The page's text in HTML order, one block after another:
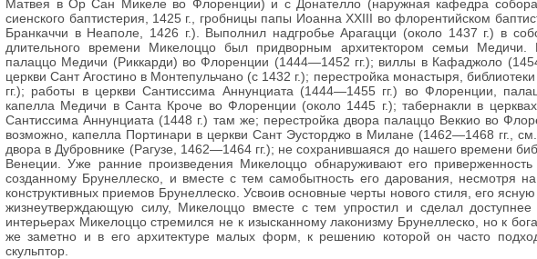
Матвея в Ор Сан Микеле во Флоренции) и с Донателло (наружная кафедра
сиенского баптистерия, 1425 г., гробницы папы Иоанна XXIII во флорентийском
Бранкаччи в Неаполе, 1426 г.). Выполнил надгробье Арагацци (около 1437 г.) в
длительного времени Микелоццо был придворным архитектором семьи Медичи.
палаццо Медичи (Риккарди) во Флоренции (1444—1452 гг.); виллы в Кафаджоло
церкви Сант Агостино в Монтепульчано (с 1432 г.); перестройка монастыря,
гг.); работы в церкви Сантиссима Аннунциата (1444—1455 гг.) во Флоренции,
капелла Медичи в Санта Кроче во Флоренции (около 1445 г.); табернакли в
Сантиссима Аннунциата (1448 г.) там же; перестройка двора палаццо Веккио во
возможно, капелла Портинари в церкви Сант Эусторджо в Милане (1462—1468 гг.,
двора в Дубровнике (Рагузе, 1462—1464 гг.); не сохранившаяся до нашего времени
Венеции. Уже ранние произведения Микелоццо обнаруживают его приверженность
созданному Брунеллеско, и вместе с тем самобытность его дарования, несмотря
конструктивных приемов Брунеллеско. Усвоив основные черты нового стиля, его
жизнеутверждающую силу, Микелоццо вместе с тем упростил и сделал
интерьерах Микелоццо стремился не к изысканному лаконизму Брунеллеско, но к
же заметно и в его архитектуре малых форм, к решению которой он часто
скульптор.